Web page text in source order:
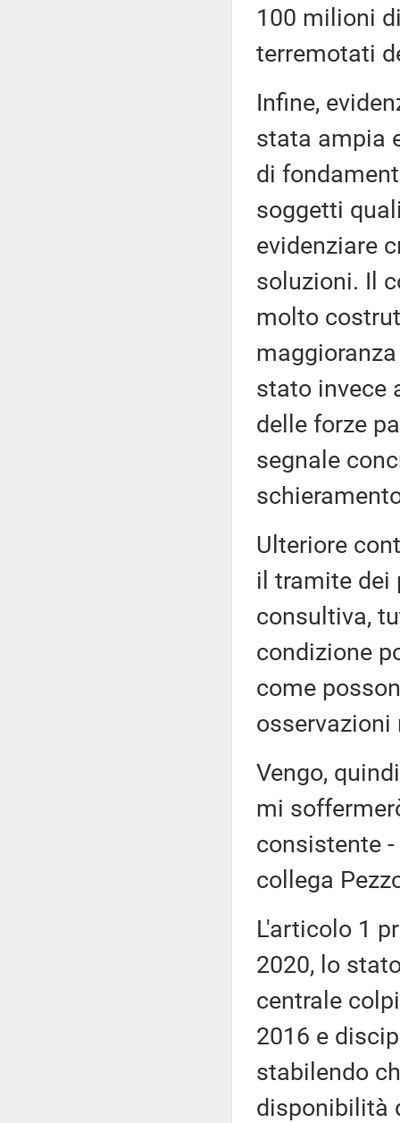
100 milioni
terremotati
Infine,
stata ampia
di
soggetti
evidenziare
soluzioni. Il
molto
stato invece
delle forze
segnale
Ulteriore
il tramite dei
consultiva,
condizione
come
osservazioni
Vengo,
mi
consistente
collega
L'articolo 1
2020, lo
centrale
2016 e
stabilendo
disponibilità